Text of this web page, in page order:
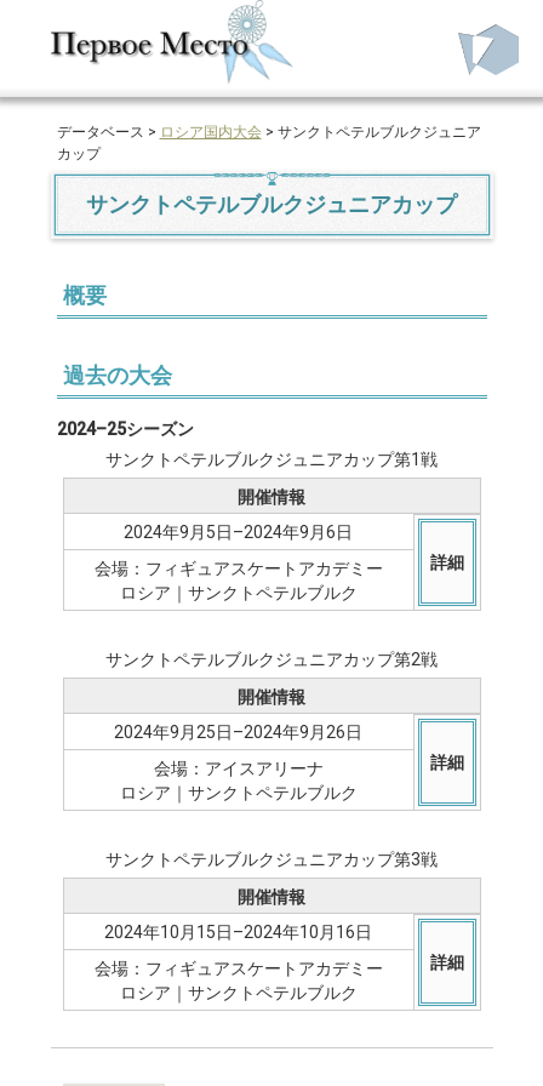
データベース > ロシア国内大会> サンクトペテルブルクジュニア
カップ
サンクトペテルブルクジュニアカップ
概要
過去の大会
2024–25シーズン
サンクトペテルブルクジュニアカップ第1戦
詳細
開催情報
2024年9月5日–2024年9月6日
会場：フィギュアスケートアカデミー
ロシア｜サンクトペテルブルク
サンクトペテルブルクジュニアカップ第2戦
詳細
開催情報
2024年9月25日–2024年9月26日
会場：アイスアリーナ
ロシア｜サンクトペテルブルク
サンクトペテルブルクジュニアカップ第3戦
詳細
開催情報
2024年10月15日–2024年10月16日
会場：フィギュアスケートアカデミー
ロシア｜サンクトペテルブルク